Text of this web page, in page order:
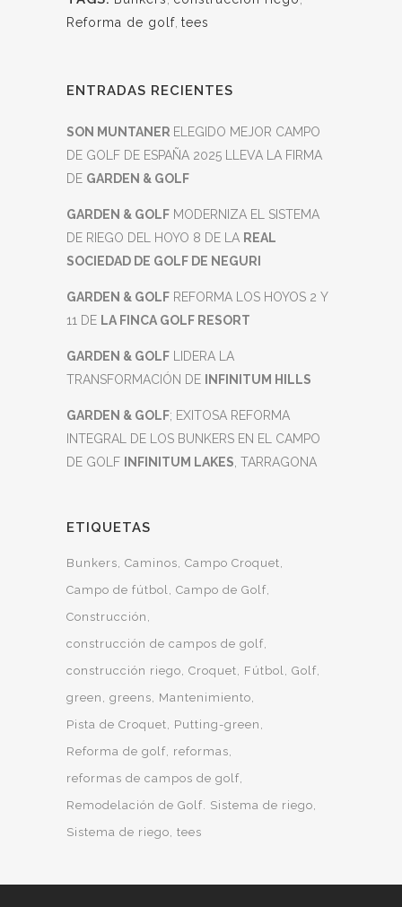
Reforma de golf tees
ENTRADAS RECIENTES
SON MUNTANER ELEGIDO MEJOR CAMPO
DE GOLF DE ESPAÑA 2025 LLEVA LA FIRMA
DE GARDEN & GOLF
GARDEN & GOLF MODERNIZA EL SISTEMA
DE RIEGO DEL HOYO 8 DE LA REAL
SOCIEDAD DE GOLF DE NEGURI
GARDEN & GOLF REFORMA LOS HOYOS 2 Y
11 DE LA FINCA GOLF RESORT
GARDEN & GOLF LIDERA LA
TRANSFORMACIÓN DE
INFINITUM HILLS
GARDEN & GOLF; EXITOSA REFORMA
INTEGRAL DE LOS BUNKERS EN EL CAMPO
DE GOLF
INFINITUM LAKES , TARRAGONA
ETIQUETAS
Bunkers Caminos Campo Croquet
Campo de fútbol Campo de Golf
Construcción
construcción de campos de golf
construcción riego Croquet Fútbol Golf
green
greens
Mantenimiento
Pista de Croquet
Putting-green
Reforma de golf reformas
reformas de campos de golf
Remodelación de Golf. Sistema de riego
Sistema de riego tees